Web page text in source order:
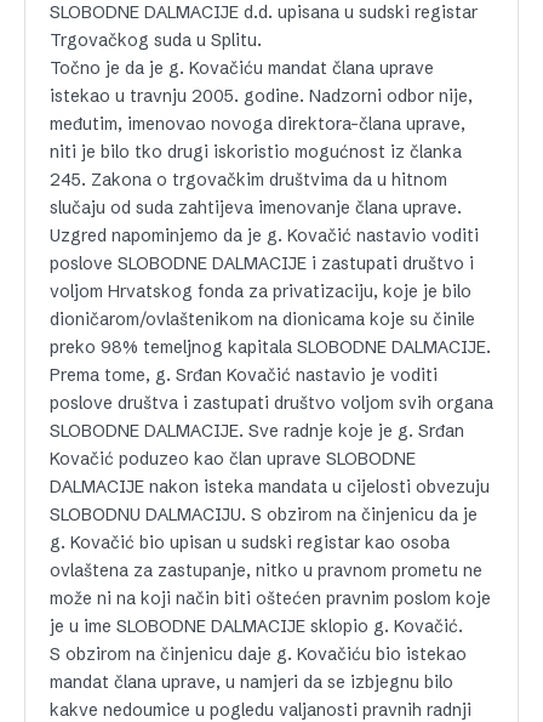
SLOBODNE DALMACIJE d.d. upisana u sudski registar
Trgovačkog suda u Splitu.
Točno je da je g. Kovačiću mandat člana uprave
istekao u travnju 2005. godine. Nadzorni odbor nije,
međutim, imenovao novoga direktora-člana uprave,
niti je bilo tko drugi iskoristio mogućnost iz članka
245. Zakona o trgovačkim društvima da u hitnom
slučaju od suda zahtijeva imenovanje člana uprave.
Uzgred napominjemo da je g. Kovačić nastavio voditi
poslove SLOBODNE DALMACIJE i zastupati društvo i
voljom Hrvatskog fonda za privatizaciju, koje je bilo
dioničarom/ovlaštenikom na dionicama koje su činile
preko 98% temeljnog kapitala SLOBODNE DALMACIJE.
Prema tome, g. Srđan Kovačić nastavio je voditi
poslove društva i zastupati društvo voljom svih organa
SLOBODNE DALMACIJE. Sve radnje koje je g. Srđan
Kovačić poduzeo kao član uprave SLOBODNE
DALMACIJE nakon isteka mandata u cijelosti obvezuju
SLOBODNU DALMACIJU. S obzirom na činjenicu da je
g. Kovačić bio upisan u sudski registar kao osoba
ovlaštena za zastupanje, nitko u pravnom prometu ne
može ni na koji način biti oštećen pravnim poslom koje
je u ime SLOBODNE DALMACIJE sklopio g. Kovačić.
S obzirom na činjenicu daje g. Kovačiću bio istekao
mandat člana uprave, u namjeri da se izbjegnu bilo
kakve nedoumice u pogledu valjanosti pravnih radnji